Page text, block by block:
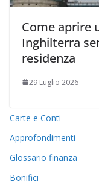
Come aprire
Inghilterra
residenza
29 Luglio 2026
Carte e Conti
Approfondimenti
Glossario finanza
Bonifici